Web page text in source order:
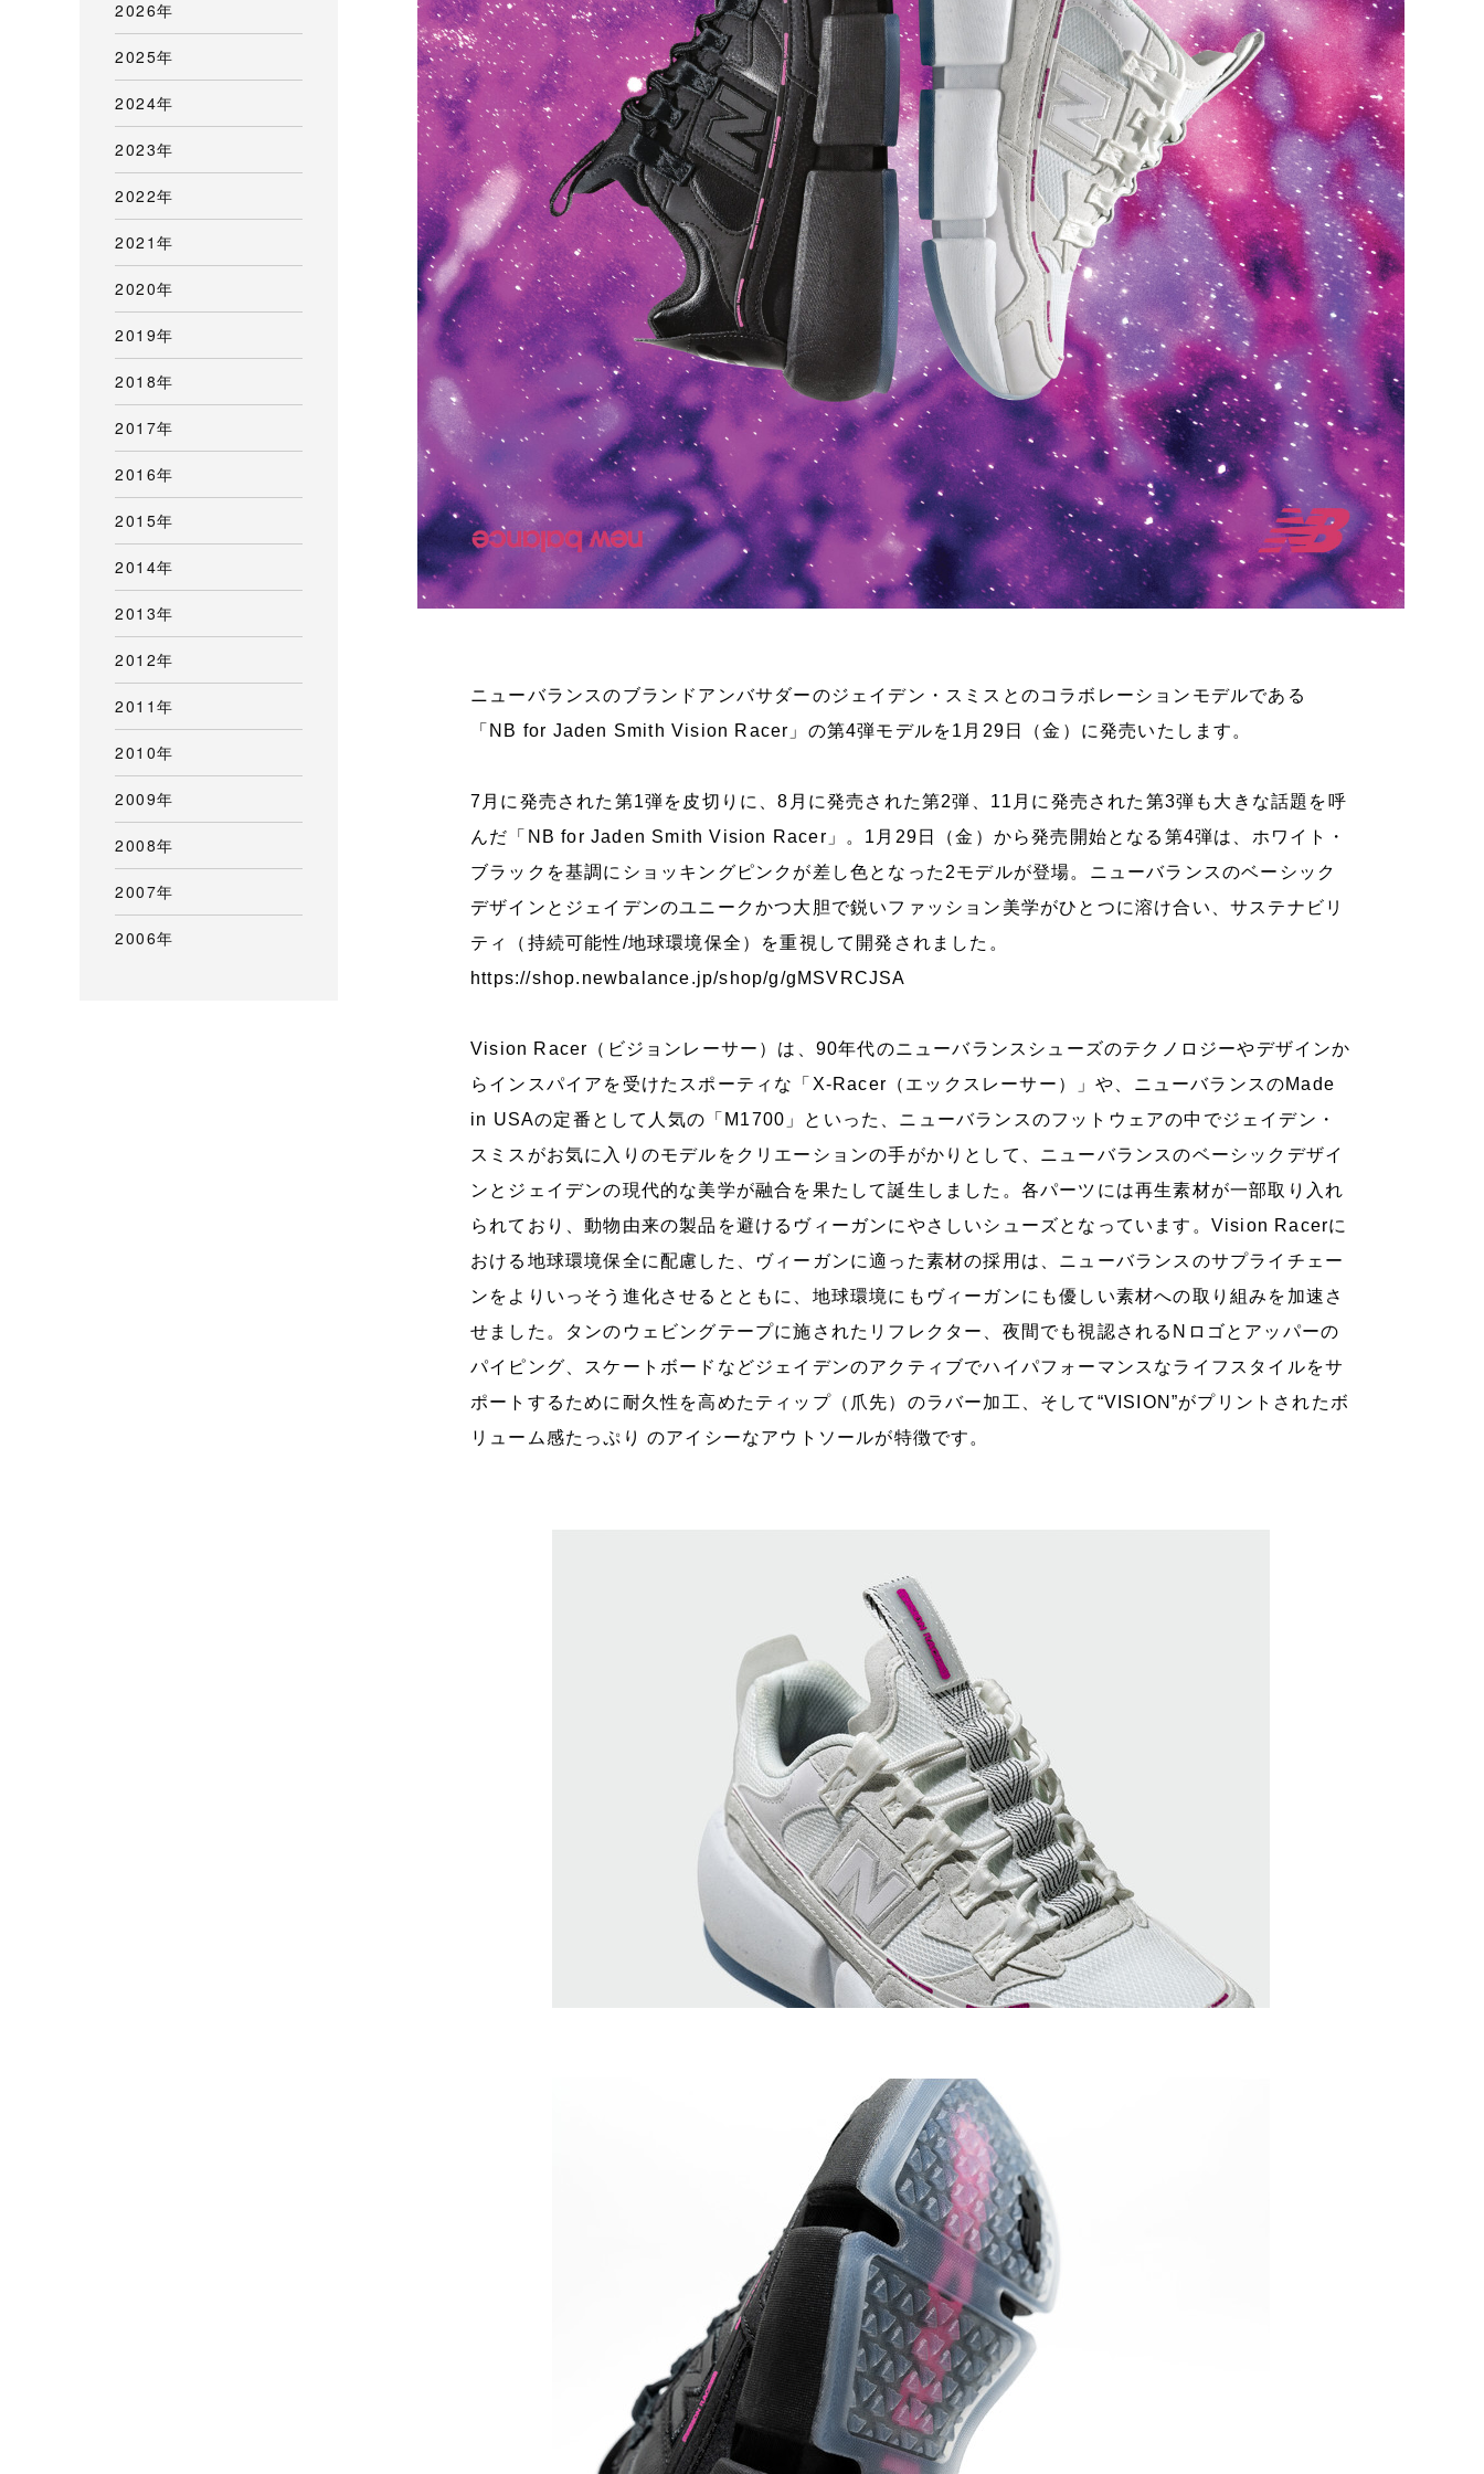
ニューバランスのブランドアンバサダーのジェイデン・スミスとのコラボレーションモデルである
「NB for Jaden Smith Vision Racer」の第4弾モデルを1月29日（金）に発売いたします。
7月に発売された第1弾を皮切りに、8月に発売された第2弾、11月に発売された第3弾も大きな話題を呼
んだ「NB for Jaden Smith Vision Racer」。1月29日（金）から発売開始となる第4弾は、ホワイト・
ブラックを基調にショッキングピンクが差し色となった2モデルが登場。ニューバランスのベーシック
デザインとジェイデンのユニークかつ大胆で鋭いファッション美学がひとつに溶け合い、サステナビリ
ティ（持続可能性/地球環境保全）を重視して開発されました。
https://shop.newbalance.jp/shop/g/gMSVRCJSA
Vision Racer（ビジョンレーサー）は、90年代のニューバランスシューズのテクノロジーやデザインか
らインスパイアを受けたスポーティな「X-Racer（エックスレーサー）」や、ニューバランスのMade
in USAの定番として人気の「M1700」といった、ニューバランスのフットウェアの中でジェイデン・
スミスがお気に入りのモデルをクリエーションの手がかりとして、ニューバランスのベーシックデザイ
ンとジェイデンの現代的な美学が融合を果たして誕生しました。各パーツには再生素材が一部取り入れ
られており、動物由来の製品を避けるヴィーガンにやさしいシューズとなっています。Vision Racerに
おける地球環境保全に配慮した、ヴィーガンに適った素材の採用は、ニューバランスのサプライチェー
ンをよりいっそう進化させるとともに、地球環境にもヴィーガンにも優しい素材への取り組みを加速さ
せました。タンのウェビングテープに施されたリフレクター、夜間でも視認されるNロゴとアッパーの
パイピング、スケートボードなどジェイデンのアクティブでハイパフォーマンスなライフスタイルをサ
ポートするために耐久性を高めたティップ（爪先）のラバー加工、そして“VISION”がプリントされたボ
リューム感たっぷり のアイシーなアウトソールが特徴です。
2026年
2025年
2024年
2023年
2022年
2021年
2020年
2019年
2018年
2017年
2016年
2015年
2014年
2013年
2012年
2011年
2010年
2009年
2008年
2007年
2006年